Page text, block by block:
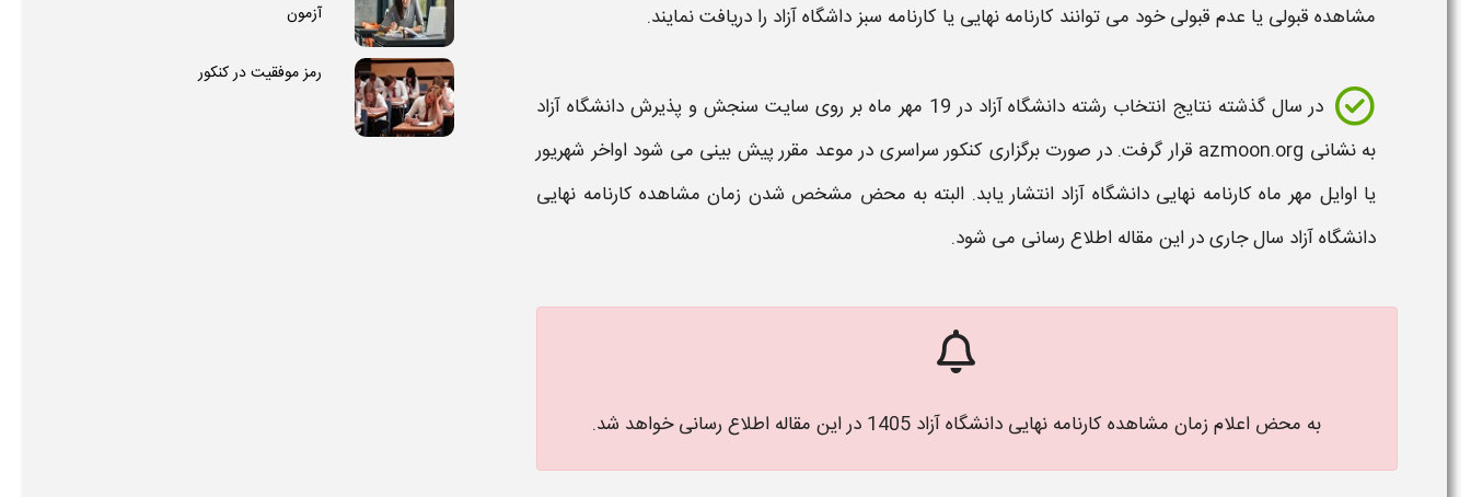
مشاهده قبولی یا عدم قبولی خود می توانند کارنامه نهایی یا کارنامه سبز داشگاه آزاد را دریافت نمایند.
در سال گذشته نتایج انتخاب رشته دانشگاه آزاددر 19 مهر ماه بر روی سایت سنجش و پذیرش
دانشگاه آزاد
به نشانی azmoon.org قرار گرفت. در صورت برگزاری
کنکورسراسری در موعد مقرر پیش بینی می شود اواخر شهریور
یا اوایل مهر ماه کارنامه نهایی دانشگاه آزاد انتشار یابد. البته به محض مشخص شدن زمان مشاهده کارنامه نهایی
دانشگاه آزاد سال جاری در این مقاله اطلاع رسانی می شود.
به محض اعلام زمان مشاهده کارنامه نهایی دانشگاه آزاد 1405 در این مقاله اطلاع رسانی خواهد شد.
آزمون
رمز موفقیت در کنکور